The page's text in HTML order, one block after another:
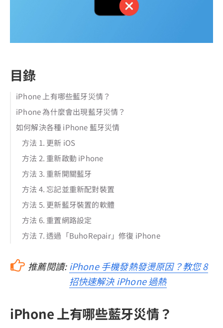
目錄
iPhone 上有哪些藍牙災情？
iPhone 為什麼會出現藍牙災情？
如何解決各種 iPhone 藍牙災情
方法 1. 更新 iOS
方法 2. 重新啟動 iPhone
方法 3. 重新開關藍牙
方法 4. 忘記並重新配對裝置
方法 5. 更新藍牙裝置的軟體
方法 6. 重置網路設定
方法 7. 透過「BuhoRepair」修復 iPhone
推薦閱讀: iPhone 手機發熱發燙原因？教您 8
招快速解決 iPhone 過熱
iPhone 上有哪些藍牙災情？